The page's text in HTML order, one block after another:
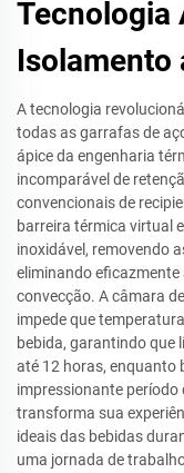
Tecnologia
Isolamento
A tecnologia
todas as garrafas de
ápice da engenharia
incomparável de
convencionais de
barreira térmica virtual
inoxidável, removendo
eliminando
convecção. A câmara
impede que
bebida, garantindo que
até 12 horas, enquanto
impressionante período
transforma sua
ideais das bebidas
uma jornada de